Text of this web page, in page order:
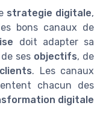
strategie digitale,
bons canaux de
doit adapter sa
ses objectifs, de
clients. Les canaux
chacun des
digitale